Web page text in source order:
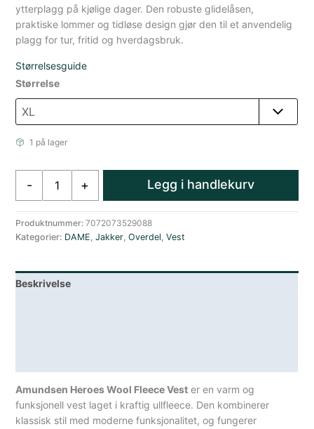
ytterplagg på kjølige dager. Den robuste glidelåsen,
praktiske lommer og tidløse design gjør den til et anvendelig
plagg for tur, fritid og hverdagsbruk.
Størrelsesguide
Størrelse
1 på lager
-
Fleece
Vest
Brun
antall
+ Legg i handlekurv
Produktnummer:7072073529088
Kategorier: DAME,Jakker,Overdel,Vest
Beskrivelse
Amundsen Heroes Wool Fleece Vest er en varm og
funksjonell vest laget i kraftig ullfleece. Den kombinerer
klassisk stil med moderne funksjonalitet, og fungerer